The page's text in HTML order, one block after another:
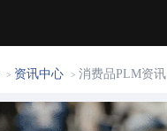
> 资讯中心 > 消费品PLM资讯